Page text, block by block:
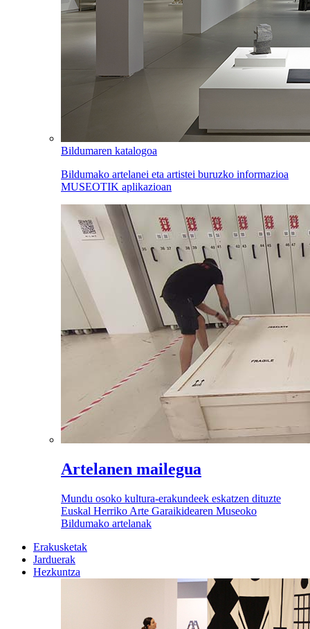
Bildumaren katalogoa
Bildumako artelanei eta artistei buruzko informazioa
MUSEOTIK aplikazioan
Artelanen mailegua
Mundu osoko kultura-erakundeek eskatzen dituzte
Euskal Herriko Arte Garaikidearen Museoko
Bildumako artelanak
Erakusketak
Jarduerak
Hezkuntza